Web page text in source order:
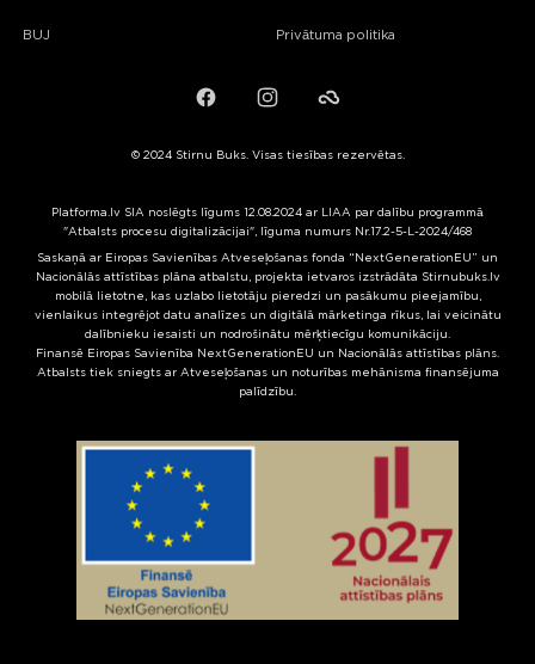
BUJ Privātuma politika
FacebookInstagramFailiem.lv
© 2024 Stirnu Buks. Visas tiesības rezervētas.
Platforma.lv SIA noslēgts līgums 12.08.2024 ar LIAA par dalību programmā
"Atbalsts procesu digitalizācijai", līguma numurs Nr.17.2-5-L-2024/468
Saskaņā ar Eiropas Savienības Atveseļošanas fonda “NextGenerationEU” un
Nacionālās attīstības plāna atbalstu, projekta ietvaros izstrādāta Stirnubuks.lv
mobilā lietotne, kas uzlabo lietotāju pieredzi un pasākumu pieejamību,
vienlaikus integrējot datu analīzes un digitālā mārketinga rīkus, lai veicinātu
dalībnieku iesaisti un nodrošinātu mērķtiecīgu komunikāciju.
Finansē Eiropas Savienība NextGenerationEU un Nacionālās attīstības plāns.
Atbalsts tiek sniegts ar Atveseļošanas un noturības mehānisma finansējuma
palīdzību.